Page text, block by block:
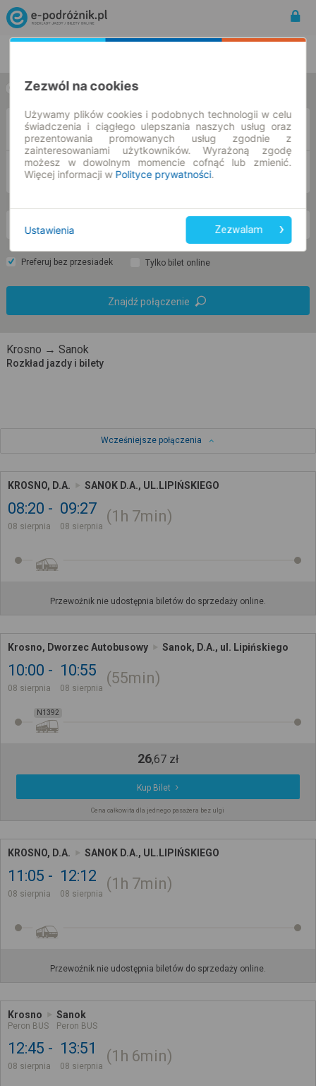
w jedną stronę w obie strony
Z
DO
so. 8 sie.
Preferuj bez przesiadek Tylko bilet online
Znajdź połączenie
Krosno → Sanok
Rozkład jazdy i bilety
Wcześniejsze połączenia
KROSNO, D.A. SANOK D.A., UL.LIPIŃSKIEGO
08:20
08 sierpnia
09:27
08 sierpnia
1h 7min
Przewoźnik nie udostępnia biletów do sprzedaży online.
Krosno, Dworzec Autobusowy Sanok, D.A., ul. Lipińskiego
10:00
08 sierpnia
10:55
08 sierpnia
55min
N1392
26,67 zł
Kup Bilet
Cena całkowita dla jednego pasażera bez ulgi
KROSNO, D.A. SANOK D.A., UL.LIPIŃSKIEGO
11:05
08 sierpnia
12:12
08 sierpnia
1h 7min
Przewoźnik nie udostępnia biletów do sprzedaży online.
Krosno
Peron BUS
Sanok
Peron BUS
12:45
08 sierpnia
13:51
08 sierpnia
1h 6min
Zezwól na cookies
Używamy plików cookies i podobnych technologii w celu
świadczenia i ciągłego ulepszania naszych usług oraz
prezentowania promowanych usług zgodnie z
zainteresowaniami użytkowników. Wyrażoną zgodę
możesz w dowolnym momencie cofnąć lub zmienić.
Więcej informacji w Polityce prywatności.
Ustawienia Zezwalam